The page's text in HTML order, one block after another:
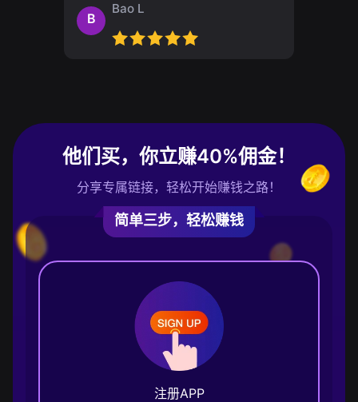
B
Bao L
他们买，你立赚40%佣金！
分享专属链接，轻松开始赚钱之路！
简单三步，轻松赚钱
注册APP